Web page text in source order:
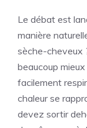
Le débat est
manière
sèche-cheveux
beaucoup
facilement
chaleur se
devez sortir